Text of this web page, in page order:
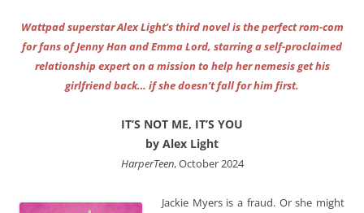
Wattpad superstar Alex Light’s third novel is the perfect rom-com
for fans of Jenny Han and Emma Lord, starring a self-proclaimed
relationship expert on a mission to help her nemesis get his
girlfriend back… if she doesn’t fall for him first.
IT’S NOT ME, IT’S YOU
by Alex Light
HarperTeen, October 2024
Jackie Myers is a fraud. Or she might